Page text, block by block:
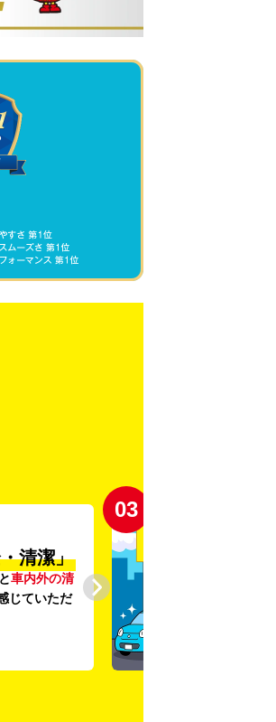
清潔」
と車内外の清
じていただ
03